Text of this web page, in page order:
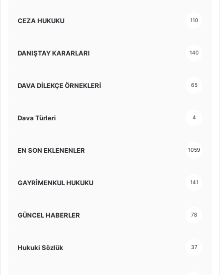
CEZA HUKUKU 110
DANIŞTAY KARARLARI 140
DAVA DİLEKÇE ÖRNEKLERİ 65
Dava Türleri 4
EN SON EKLENENLER 1059
GAYRİMENKUL HUKUKU 141
GÜNCEL HABERLER 78
Hukuki Sözlük 37